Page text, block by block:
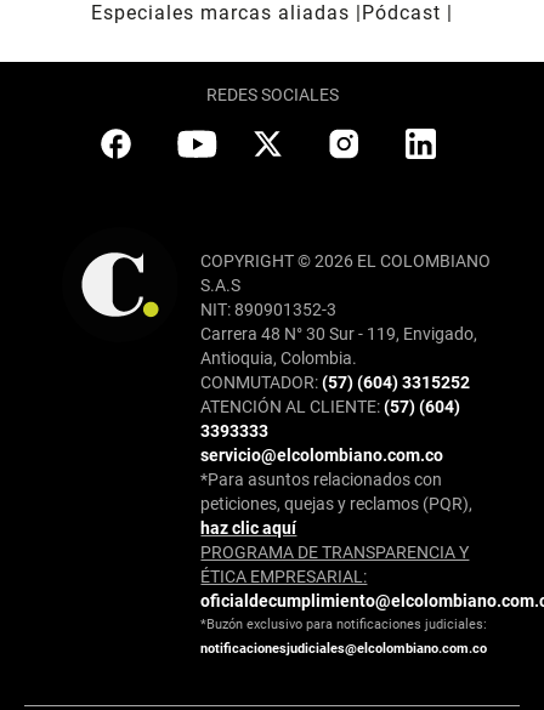
Especiales marcas aliadas
Pódcast
REDES SOCIALES
COPYRIGHT © 2026 EL COLOMBIANO
S.A.S
NIT: 890901352-3
Carrera 48 N° 30 Sur - 119, Envigado,
Antioquia, Colombia.
CONMUTADOR:(57) (604) 3315252
ATENCIÓN AL CLIENTE:(57) (604)
3393333
servicio@elcolombiano.com.co
*Para asuntos relacionados con
peticiones, quejas y reclamos (PQR),
haz clic aquí
PROGRAMA DE TRANSPARENCIA Y
ÉTICA EMPRESARIAL:
*Buzón exclusivo para notificaciones judiciales:
notificacionesjudiciales@elcolombiano.com.co